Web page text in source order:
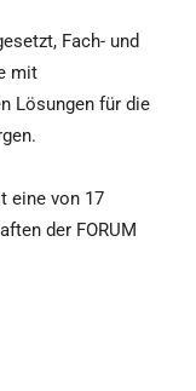
Fach- und
mit
Lösungen für die
eine von 17
der FORUM